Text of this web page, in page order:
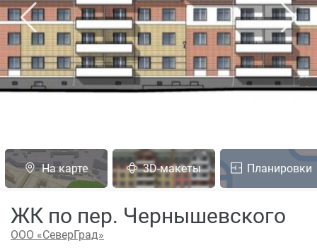
На карте 3D-макеты Планировки
ЖК по пер. Чернышевского
ООО «СеверГрад»